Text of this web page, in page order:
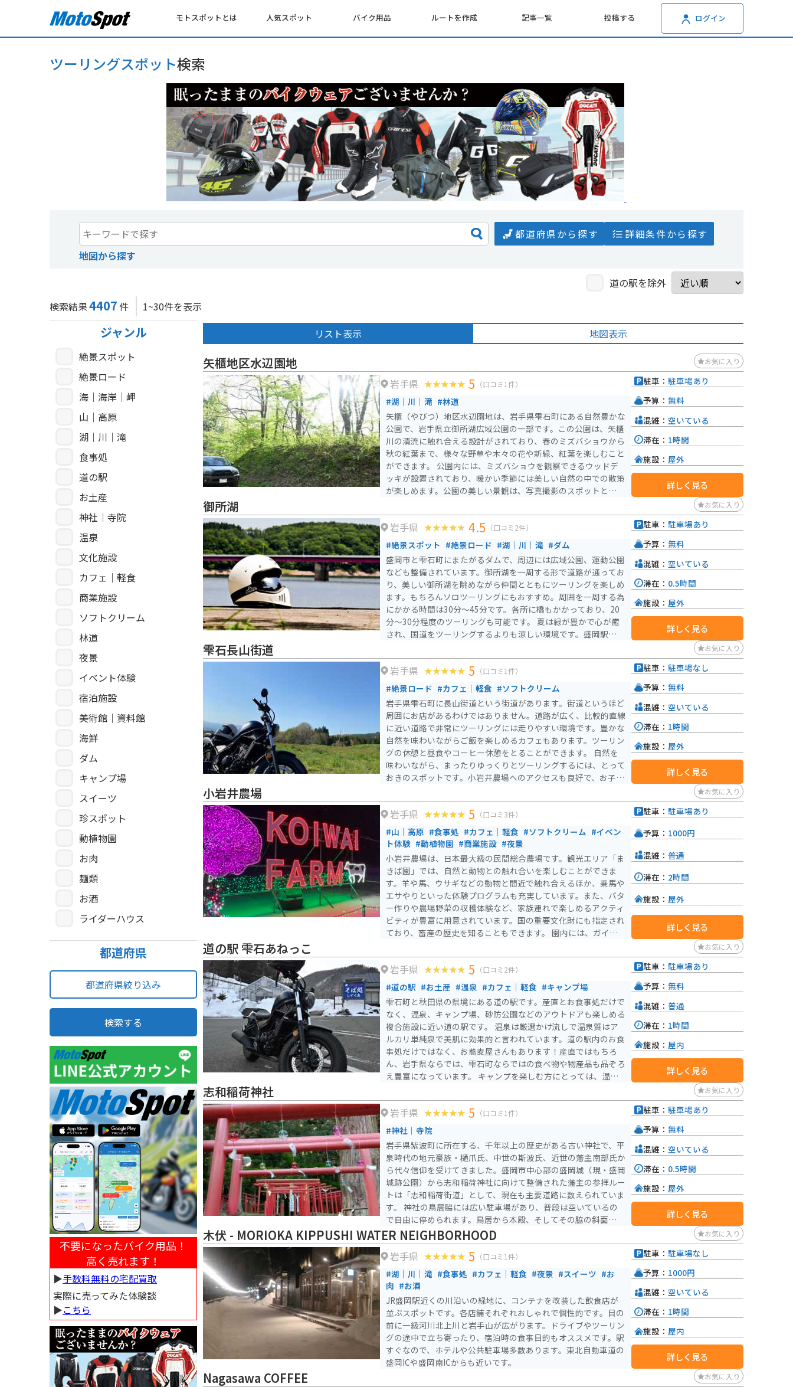
モトスポットとは 人気スポット バイク用品 ルートを作成 記事一覧 投稿する ログイン
ツーリングスポット検索
都道府県から探す
詳細条件から探す
地図から探す
道の駅を除外
検索結果4407件 1~30件を表示
ジャンル
絶景スポット
絶景ロード
海｜海岸｜岬
山｜高原
湖｜川｜滝
食事処
道の駅
お土産
神社｜寺院
温泉
文化施設
カフェ｜軽食
商業施設
ソフトクリーム
林道
夜景
イベント体験
宿泊施設
美術館｜資料館
海鮮
ダム
キャンプ場
スイーツ
珍スポット
動植物園
お肉
麺類
お酒
ライダーハウス
都道府県
都道府県絞り込み
検索する
不要になったバイク用品！
高く売れます！
▶︎手数料無料の宅配買取
実際に売ってみた体験談
▶︎こちら
リスト表示 地図表示
矢櫃地区水辺園地 お気に入り
岩手県 5 （口コミ1件）
#湖｜川｜滝 #林道
矢櫃（やびつ）地区水辺園地は、岩手県雫石町にある自然豊かな
公園で、岩手県立御所湖広域公園の一部です。この公園は、矢櫃
川の清流に触れ合える設計がされており、春のミズバショウから
秋の紅葉まで、様々な野草や木々の花や新緑、紅葉を楽しむこと
ができます。 公園内には、ミズバショウを観察できるウッドデ
ッキが設置されており、暖かい季節には美しい自然の中での散策
が楽しめます。公園の美しい景観は、写真撮影のスポットとして
台～10台分のスペースが整備されています。
駐車： 駐車場あり
予算： 無料
混雑： 空いている
滞在： 1時間
施設： 屋外
詳しく見る
御所湖 お気に入り
岩手県 4.5 （口コミ2件）
#絶景スポット #絶景ロード #湖｜川｜滝 #ダム
盛岡市と雫石町にまたがるダムで、周辺には広域公園、運動公園
なども整備されています。御所湖を一周する形で道路が通ってお
り、美しい御所湖を眺めながら仲間とともにツーリングを楽しめ
ます。もちろんソロツーリングにもおすすめ。周囲を一周する為
にかかる時間は30分～45分です。各所に橋もかかっており、20
分～30分程度のツーリングも可能です。 夏は緑が豊かで心が癒
され、国道をツーリングするよりも涼しい環境です。盛岡駅から
良好です。 交通量は環境のわりに比較的多いため、道路に停車
した状態での愛車撮影は危険です。所々に無料駐車場や公共トイ
レが整備されているため、そちらで撮影活動や休憩が取りやすい
です。冬期間は除雪が不十分であったり、トイレの水凍結防止の
ため、開放していない可能性が高いため、注意が必要です。 各
広域公園内の駐車場は平均で30台～40台程停められる広い駐車
場が完備されています。駐車場があり、道路も広く、夏の避暑ツ
ーリングにおすすめです。
駐車： 駐車場あり
予算： 無料
混雑： 空いている
滞在： 0.5時間
施設： 屋外
詳しく見る
雫石長山街道 お気に入り
岩手県 5 （口コミ1件）
#絶景ロード #カフェ｜軽食 #ソフトクリーム
岩手県雫石町に長山街道という街道があります。街道というほど
周囲にお店があるわけではありません。道路が広く、比較的直線
に近い道路で非常にツーリングには走りやすい環境です。豊かな
自然を味わいながらご飯を楽しめるカフェもあります。ツーリン
グの休憩と昼食やコーヒー休憩をとることができます。 自然を
味わいながら、まったりゆっくりとツーリングするには、とって
おきのスポットです。小岩井農場へのアクセスも良好で、お子様
すめです。また、長山街道から小岩井農場へ向かう道中や、小岩
井農場周辺は、春になると盛大な桜並木が待ち受けています！夏
の避暑もおすすめですが、春のお花見と共にツーリングを楽しむ
こともできます！ 道中に整備されている駐車場はないため、休
憩などは『花工房らら倶楽部』様脇の駐車場をご利用いただくの
がおすすめです。（※お店を利用するお客様も利用している駐車
場ですので、混雑時は十分にご注意ください。）交通量は多くあ
りませんが、道路への駐停車はお気を付けください。
駐車： 駐車場なし
予算： 無料
混雑： 空いている
滞在： 1時間
施設： 屋外
詳しく見る
小岩井農場 お気に入り
岩手県 5 （口コミ3件）
#山｜高原 #食事処 #カフェ｜軽食 #ソフトクリーム #イベン
ト体験 #動植物園 #商業施設 #夜景
小岩井農場は、日本最大級の民間総合農場です。観光エリア「ま
きば園」では、自然と動物との触れ合いを楽しむことができま
す。羊や馬、ウサギなどの動物と間近で触れ合えるほか、乗馬や
エサやりといった体験プログラムも充実しています。また、バタ
ー作りや農場野菜の収穫体験など、家族連れで楽しめるアクティ
ビティが豊富に用意されています。国の重要文化財にも指定され
ており、畜産の歴史を知ることもできます。 園内には、ガイド
00年の森などを見学できます。特に、国の重要文化財に指定さ
れている牛舎やサイロは必見です。農場産の新鮮な食材を使った
料理が堪能できるレストランやカフェがあり、ここでしか味わえ
ないメニューが揃っています。岩手山を背景にした美しい景色を
楽しみながら、一日中ゆったりと過ごせるスポットです。
駐車： 駐車場あり
予算： 1000円
混雑： 普通
滞在： 2時間
施設： 屋外
詳しく見る
道の駅 雫石あねっこ お気に入り
岩手県 5 （口コミ2件）
#道の駅 #お土産 #温泉 #カフェ｜軽食 #キャンプ場
雫石町と秋田県の県境にある道の駅です。産直とお食事処だけで
なく、温泉、キャンプ場、砂防公園などのアウトドアも楽しめる
複合施設に近い道の駅です。 温泉は厳選かけ流しで温泉質はア
ルカリ単純泉で美肌に効果的と言われています。道の駅内のお食
事処だけではなく、お蕎麦屋さんもあります！産直ではもちろ
ん、岩手県ならでは、雫石町ならではの食べ物や物産品も品ぞろ
え豊富になっています。 キャンプを楽しむ方にとっては、温泉
でもキャンプを楽しめるプランなどもあり、初心者からファミリ
ー、様々な方にキャンプを楽しんでもらえる施設です。 駐車場
は広く完備されており、バイク用の駐輪場も確保されていますの
で、ご安心ください。イベント時は広い駐車場が満車になるほど
多くの方が来場しますので、駐車できない場合がありますので、
お気を付けくださいませ。
駐車： 駐車場あり
予算： 無料
混雑： 普通
滞在： 1時間
施設： 屋内
詳しく見る
志和稲荷神社 お気に入り
岩手県 5 （口コミ1件）
#神社｜寺院
岩手県紫波町に所在する、千年以上の歴史がある古い神社で、平
泉時代の地元豪族・樋爪氏、中世の斯波氏、近世の藩主南部氏か
ら代々信仰を受けてきました。盛岡市中心部の盛岡城（現・盛岡
城跡公園）から志和稲荷神社に向けて整備された藩主の参拝ルー
トは「志和稲荷街道」として、現在も主要道路に数えられていま
す。 神社の鳥居脇には広い駐車場があり、普段は空いているの
で自由に停められます。鳥居から本殿、そしてその脇の斜面上に
ある「千年の老杉」までは、ゆっくり歩いても15分ほどです
が、茅の輪くぐりや夏場鳥居に付けられる風鈴のおかげで、退屈
せず参拝することができます。近くには温泉施設「ラ・フランス
温泉」やブルーベリー農園などの娯楽施設も多く、1日中楽しめ
ます。
駐車： 駐車場あり
予算： 無料
混雑： 空いている
滞在： 0.5時間
施設： 屋外
詳しく見る
木伏 - MORIOKA KIPPUSHI WATER NEIGHBORHOOD お気に入り
岩手県 5 （口コミ1件）
#湖｜川｜滝 #食事処 #カフェ｜軽食 #夜景 #スイーツ #お
肉 #お酒
JR盛岡駅近くの川沿いの緑地に、コンテナを改装した飲食店が
並ぶスポットです。各店舗それぞれおしゃれで個性的です。目の
前に一級河川北上川と岩手山が広がります。ドライブやツーリン
グの途中で立ち寄ったり、宿泊時の食事目的もオススメです。駅
すぐなので、ホテルや公共駐車場多数あります。東北自動車道の
盛岡ICや盛岡南ICからも近いです。
駐車： 駐車場なし
予算： 1000円
混雑： 空いている
滞在： 1時間
施設： 屋内
詳しく見る
Nagasawa COFFEE お気に入り